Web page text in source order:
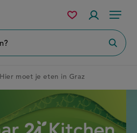
Menu
Mijn
bewaarde
Hier moet je eten in Graz